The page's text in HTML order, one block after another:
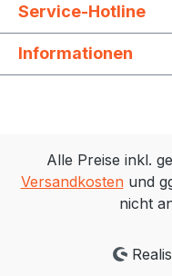
Service-Hotline
Informationen
Alle Preise inkl.
Versandkostenund
nicht